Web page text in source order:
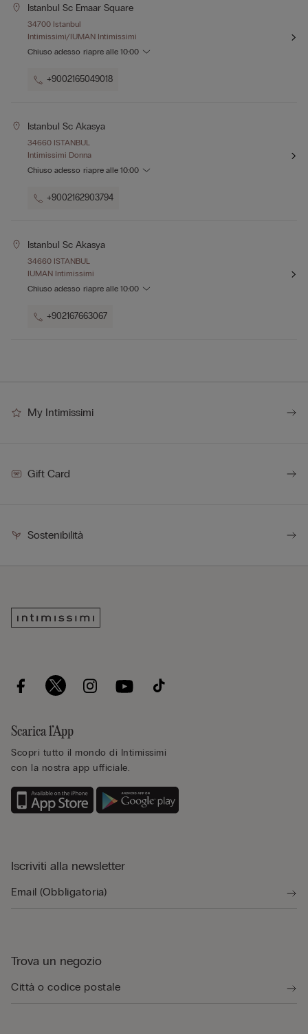
Istanbul Sc Emaar Square
34700 Istanbul
Intimissimi/IUMAN Intimissimi
Chiuso adesso riapre alle 10:00
+9002165049018
Istanbul Sc Akasya
34660 ISTANBUL
Intimissimi Donna
Chiuso adesso riapre alle 10:00
+9002162903794
Istanbul Sc Akasya
34660 ISTANBUL
IUMAN Intimissimi
Chiuso adesso riapre alle 10:00
+902167663067
My Intimissimi
Gift Card
Sostenibilità
Scarica l’App
Scopri tutto il mondo di Intimissimi
con la nostra app ufficiale.
Iscriviti alla newsletter
Trova un negozio